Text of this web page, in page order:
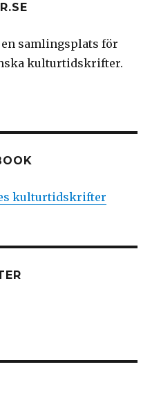
en samlingsplats för
kulturtidskrifter.
kulturtidskrifter